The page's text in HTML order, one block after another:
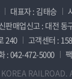
대표자 : 김태승
판매업신고 : 대전 동
240
고객센터 :
: 042-472-5000
RAILROAD.